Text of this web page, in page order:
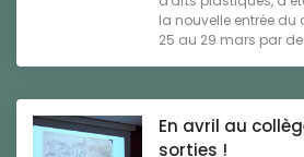
la nouvelle entrée
25 au 29 mars par de
En avril au
sorties !